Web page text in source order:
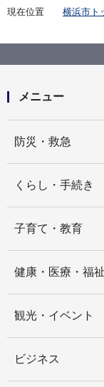
現在位置 横浜市ト
障害者差
（障害者
メニュー
防災・救急
くらし・手続き
子育て・教育
健康・医療・福祉
観光・イベント
ビジネス